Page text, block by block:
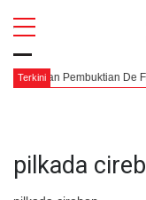
Terkini
Pembuktian De Facto
pilkada
All